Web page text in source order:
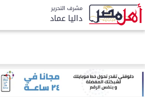
مشرف التحرير
داليا عماد